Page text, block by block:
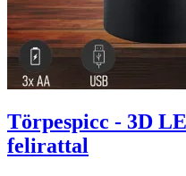
Törpespicc - 3D
felirattal